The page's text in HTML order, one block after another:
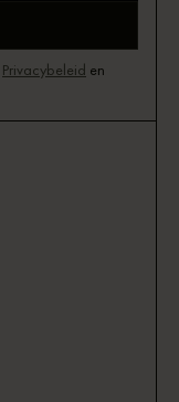
Privacybeleid en